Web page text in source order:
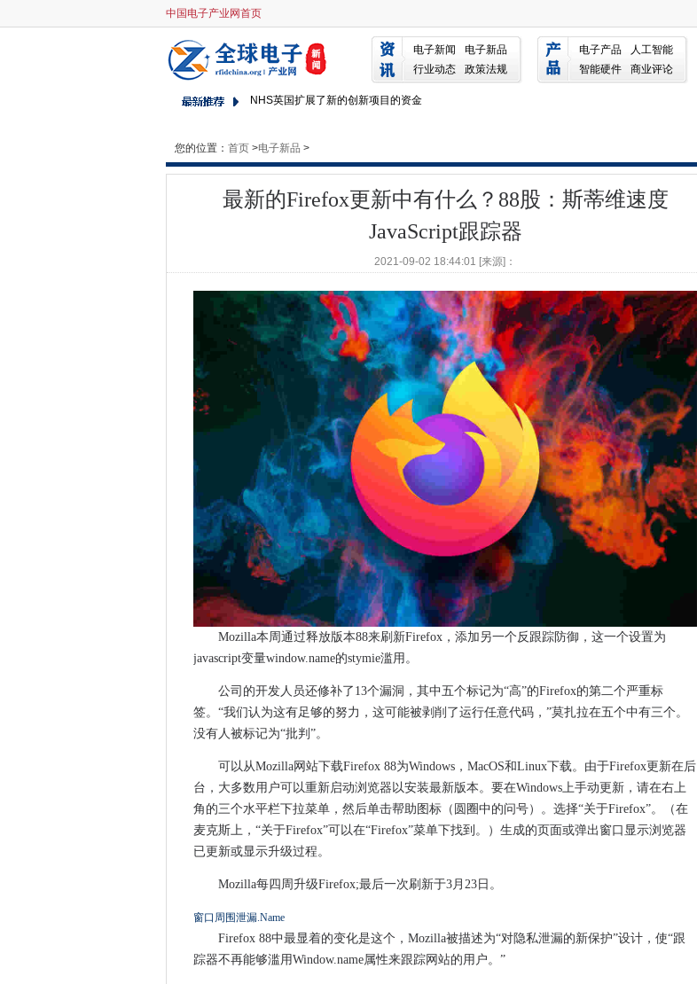
中国电子产业网首页
电子新闻
电子新品
行业动态
政策法规
电子产品
人工智能
智能硬件
商业评论
最新的Firefox更新中有什么？88股：斯蒂维速度JavaScript跟踪器
遇见警察使用面部识别可能是非法的，发现报告
获得1月2020年的修补程序周二修补程序
常问问题：微软的新边缘解释了
正确的CPU如何帮助您的HCI到达顶级装备
Google重新定位Gmail作为视频，聊天和Doc Access的协作集线器
Lloyd的，英国劳动力超过一半的劳动力缺乏重要的数字技能
司法部出版公共云安全基线
Adobe塑造速度休息
使用Patch Tuesday此处，请确保Windows Update暂停
Apple将Mac迁移到2021年的ARM芯片？
第一个英国地区的士兵群岛才能获得5克
ICO到衣柜衣柜申请人
行业说，鲍里斯约翰逊有12个月的改革宽带政策
为什么PSD2在荷兰采用落后
代理史密斯移动恶意软件击中数百万个设备
金融法案草案私营部门希望在4月2020年4月撤销IR35改革
思科将人们见解的分析添加到WebEx
Microsoft STRIPS从Windows 10中的未来功能升级的手动推迟，引用“混乱”
Maersk的技术负责人表示，Notpetya提供行业范围的课程
Android 11最重要的补充
西雅图试图移动投票
NTT选择伦敦新成立的全球业务
Microsoft补丁周二是Nigh：暂停更新。
Microsoft为视频会议添加团队应用程序集成
合作是公共安全数字成功的关键
三分之一的人更喜欢即时回复Chatbot关于资金等待人类答复
哪些MAC将运行Apple的MacOS Big Sur？
Sapinsider巴塞罗那：用户社区侧重于S4 / HANA
Atom Bank中的最新投资将支持云平台项目
ICO关于使用面部识别技术的警告问题
咖啡业看起来位于布伦彻酿造了更好的供应链
面试：NHSX首席执行官Matthew Gould，转型卫生服务技术
消失的SMBV3补丁，非安全办公室补丁以及周二的SO-FAR-MILD补丁
您的位置： 首页 >电子新品 >
最新的Firefox更新中有什么？88股：斯蒂维速度
JavaScript跟踪器
2021-09-02 18:44:01 [来源]：
Mozilla本周通过释放版本88来刷新Firefox，添加另一个反跟踪防御，这一个设置为
javascript变量window.name的stymie滥用。
公司的开发人员还修补了13个漏洞，其中五个标记为“高”的Firefox的第二个严重标
签。“我们认为这有足够的努力，这可能被剥削了运行任意代码，”莫扎拉在五个中有三个。
没有人被标记为“批判”。
可以从Mozilla网站下载Firefox 88为Windows，MacOS和Linux下载。由于Firefox更新在后
台，大多数用户可以重新启动浏览器以安装最新版本。要在Windows上手动更新，请在右上
角的三个水平栏下拉菜单，然后单击帮助图标（圆圈中的问号）。选择“关于Firefox”。（在
麦克斯上，“关于Firefox”可以在“Firefox”菜单下找到。）生成的页面或弹出窗口显示浏览器
已更新或显示升级过程。
Mozilla每四周升级Firefox;最后一次刷新于3月23日。
窗口周围泄漏.Name
Firefox 88中最显着的变化是这个，Mozilla被描述为“对隐私泄漏的新保护”设计，使“跟
踪器不再能够滥用Window.name属性来跟踪网站的用户。”